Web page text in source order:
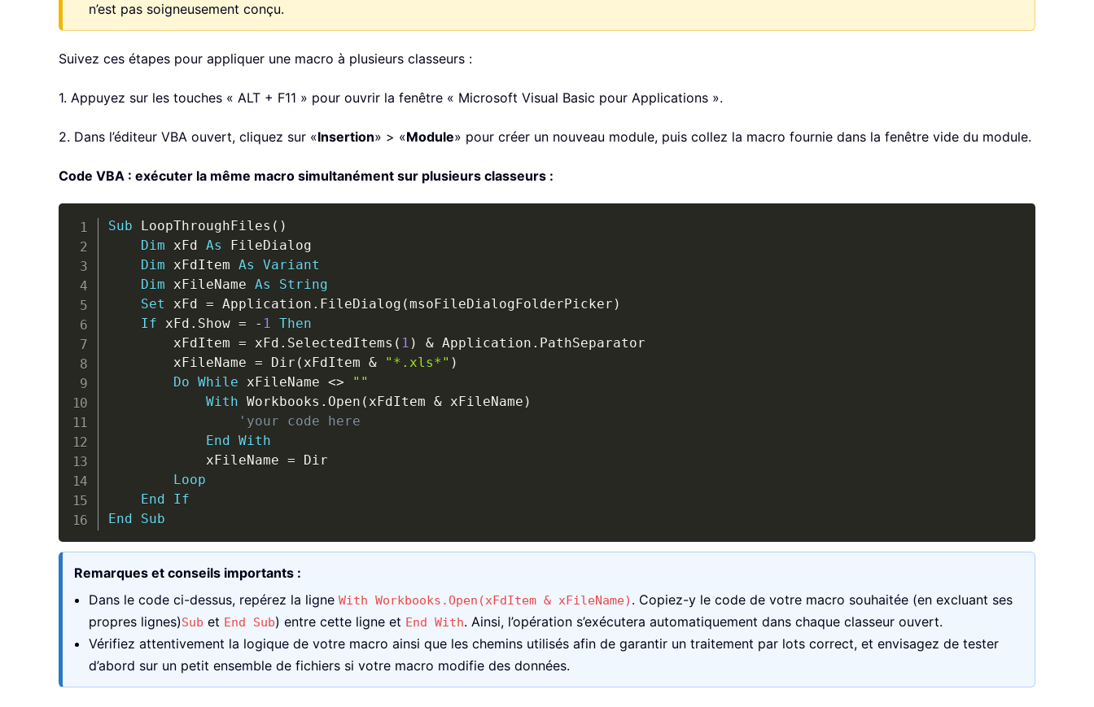
n’est pas soigneusement conçu.
Suivez ces étapes pour appliquer une macro à plusieurs classeurs :
1. Appuyez sur les touches « ALT + F11 » pour ouvrir la fenêtre « Microsoft Visual Basic pour Applications ».
2. Dans l’éditeur VBA ouvert, cliquez sur «Insertion» > «Module» pour créer un nouveau module, puis collez la macro fournie dans la fenêtre vide du module.
Code VBA : exécuter la même macro simultanément sur plusieurs classeurs :
Sub LoopThroughFiles ( )
Dim xFd As FileDialog
Dim xFdItem As
Variant
Dim xFileName As
String
Set xFd = Application . FileDialog (msoFileDialogFolderPicker )
If xFd . Show = - 1 Then
        xFdItem
= xFd . SelectedItems ( 1 ) & Application . PathSeparator
        xFileName
= Dir ( xFdItem & "*.xls*" )
Do While xFileName <>
""
With Workbooks . Open ( xFdItem & xFileName )
'your code here
End
With
            xFileName
= Dir
Loop
End
If
End
Sub
Remarques et conseils importants :
Dans le code ci-dessus, repérez la ligne With Workbooks.Open(xFdItem & xFileName) . Copiez-y le code de votre macro souhaitée (en excluant ses
propres lignes)Sub et End Sub) entre cette ligne et End With. Ainsi, l’opération s’exécutera automatiquement dans chaque classeur ouvert.
Vérifiez attentivement la logique de votre macro ainsi que les chemins utilisés afin de garantir un traitement par lots correct, et envisagez de tester
d’abord sur un petit ensemble de fichiers si votre macro modifie des données.